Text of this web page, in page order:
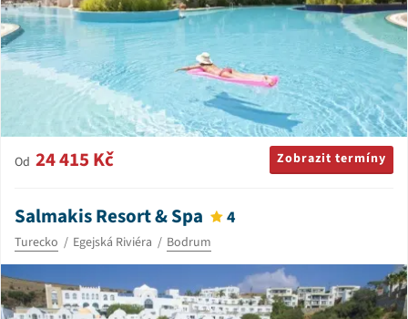
Od 24 415 Kč Zobrazit termíny
Salmakis Resort & Spa 4
Turecko Egejská Riviéra Bodrum